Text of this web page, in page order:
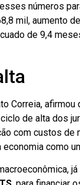
números
mil, aumento
de 9,4
Correia, afirmou
de alta dos
com custos de
como
,